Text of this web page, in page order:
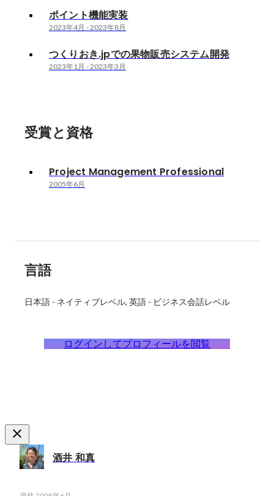
ポイント機能実装
2023年4月 -2023年8月
つくりおき.jpでの果物販売システム開発
2023年1月 -2023年3月
受賞と資格
Project Management Professional
2005年6月
言語
日本語 - ネイティブレベル 英語 - ビジネス会話レベル
ログインしてプロフィールを閲覧
酒井 和真